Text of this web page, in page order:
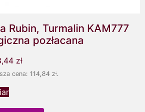
Rubin, Turmalin KAM777
pozłacana
zł
cena: 114,84 zł.